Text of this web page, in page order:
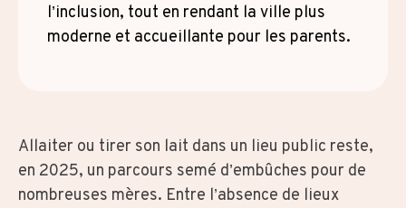
l’inclusion, tout en rendant la ville plus
moderne et accueillante pour les parents.
Allaiter ou tirer son lait dans un lieu public reste,
en 2025, un parcours semé d’embûches pour de
nombreuses mères. Entre l’absence de lieux